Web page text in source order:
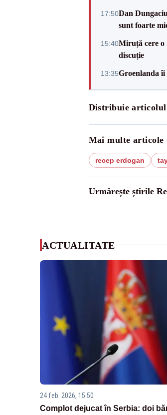
17:50Dan
sunt foarte
15:40Miruță cere o
discuție
13:35Groenlanda
Distribuie articolul
Mai multe articole
recep erdogan
Urmărește știrile
ACTUALITATE
24 feb. 2026, 15:50
Complot dejucat în Serbia: doi